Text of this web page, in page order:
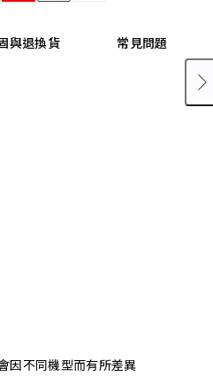
與退換貨 常見問題
因不同機型而有所差異